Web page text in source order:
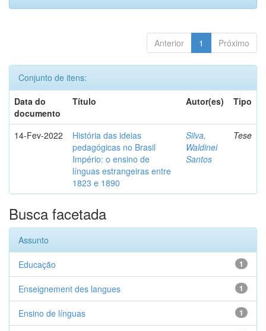
Anterior 1 Próximo
Conjunto de itens:
Data do
documento
Título Autor(es) Tipo
14-Fev-2022
História das ideias
pedagógicas no Brasil
Império: o ensino de
línguas estrangeiras entre
1823 e 1890
Silva,
Waldinei
Santos
Tese
Busca facetada
Assunto
1
Educação
1
Enseignement des langues
1
Ensino de línguas